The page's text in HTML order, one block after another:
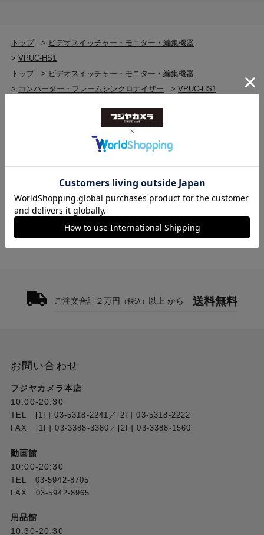
オーディオ入力
HDMIエンベデッド・オーディオ（LPCM 最大8ch, サ
ンプリング周波数32kHz～192kHz ※48kHzへリサン
アナログ不平衡オーディオ（2ch, 10dBV(8.94Vpp),
入力インピーダンス 約10kΩ, RCA）
SDIエンベデッド・オーディオ（LPCM 最大8ch,
48kHz）
HDMIエンベデッド・オーディオ（LPCM 最大8ch,
※チャネルのリマッピングおよびダウンミックス出
力に非対応
入出力遅延
最大２ライン
※L-5CFBの場合 (パソロジカル／カラーバー信号)：
6G-SDI (L-5.5CUHD): パソロジカル信号・カラーバ
ー信号：100m
3G-SDI (L-5CFB): パソロジカル信号・カラーバー信
号：170m
号：250m
SD-SDI (L-5CFB): パソロジカル信号・カラーバー信
号：420m
※測定時使用ケーブルは、12G-SDI対応のL-
5CFB/CANAREを使用。
※メーカー製品同士をロングケーブルで接続し、前
トップ > ビデオスイッチャー・モニター・編集機器
>VPUC-HS1
トップ
> ビデオスイッチャー・モニター・編集機器
> コンバーター・フレームシンクロナイザー >VPUC-HS1
コンバーター・フレームシンクロナイザー
コンバーター・フレームシンクロナイザー(新品)
ビデオスイッチャー・モニター・編集機器
>ビデオスイッチャー・モニター・編集機器(新品) >VPUC-HS1
VideoPro >VPUC-HS1
ご注文合計２万円 （税込） 以上 から 送料無料
お問い合わせ
フジヤカメラ本店
10:00-20:30
TEL [1F] 03-5318-2241／[2F] 03-5318-2222
FAX [1F] 03-3388-3380／[2F] 03-3388-1560
動画館
10:00-20:30
TEL 03-5942-8705
FAX 03-5942-8965
用品館
10:30-20:30